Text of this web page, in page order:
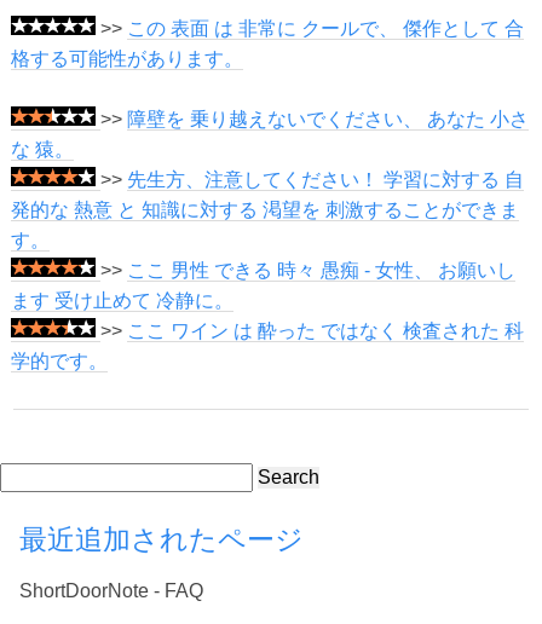
>> この 表面 は 非常に クールで、 傑作として 合
格する可能性があります。
>> 障壁を 乗り越えないでください、 あなた 小さ
な 猿。
>> 先生方、注意してください！ 学習に対する 自
発的な 熱意 と 知識に対する 渇望を 刺激することができま
す。
>> ここ 男性 できる 時々 愚痴 - 女性、 お願いし
ます 受け止めて 冷静に。
>> ここ ワイン は 酔った ではなく 検査された 科
学的です。
Search
最近追加されたページ
ShortDoorNote - FAQ